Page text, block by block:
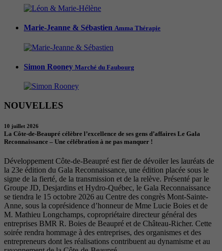
Marie-Jeanne & Sébastien Amma Thérapie
Simon Rooney Marché du Faubourg
NOUVELLES
10 juillet 2026
La Côte-de-Beaupré célèbre l’excellence de ses gens d’affaires Le Gala
Reconnaissance – Une célébration à ne pas manquer !
Développement Côte-de-Beaupré est fier de dévoiler les lauréats de
la 23e édition du Gala Reconnaissance, une édition placée sous le
signe de la fierté, de la transmission et de la relève. Présenté par le
Groupe JD, Desjardins et Hydro-Québec, le Gala Reconnaissance
se tiendra le 15 octobre 2026 au Centre des congrès Mont-Sainte-
Anne, sous la coprésidence d’honneur de Mme Lucie Boies et de
M. Mathieu Longchamps, copropriétaire directeur général des
entreprises BMR R. Boies de Beaupré et de Château-Richer. Cette
soirée rendra hommage à des entreprises, des organismes et des
entrepreneurs dont les réalisations contribuent au dynamisme et au